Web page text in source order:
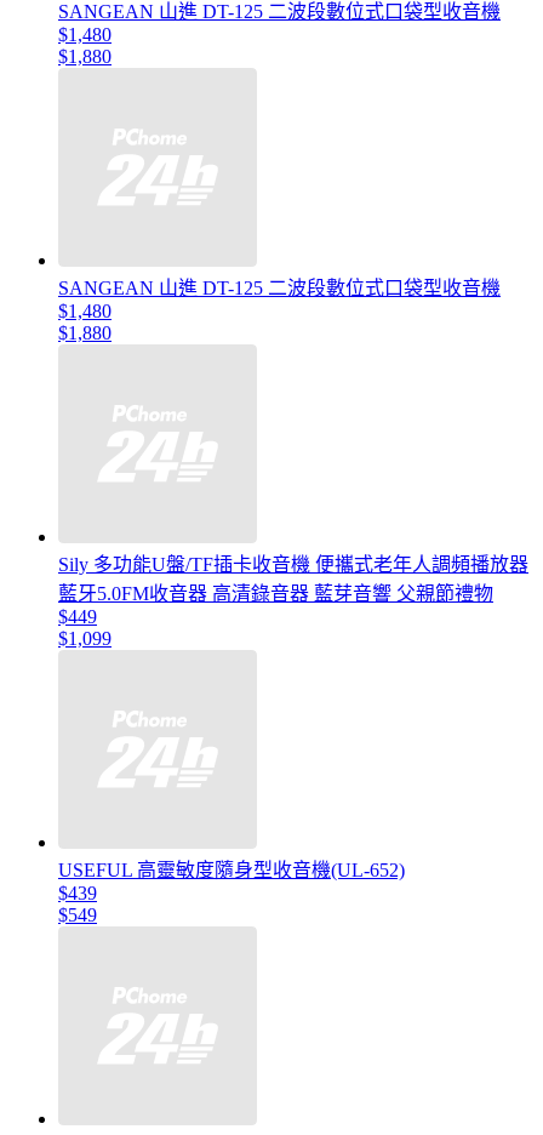
SANGEAN 山進 DT-125 二波段數位式口袋型收音機
$1,480
$1,880
SANGEAN 山進 DT-125 二波段數位式口袋型收音機
$1,480
$1,880
Sily 多功能U盤/TF插卡收音機 便攜式老年人調頻播放器
藍牙5.0FM收音器 高清錄音器 藍芽音響 父親節禮物
$449
$1,099
USEFUL 高靈敏度隨身型收音機(UL-652)
$439
$549